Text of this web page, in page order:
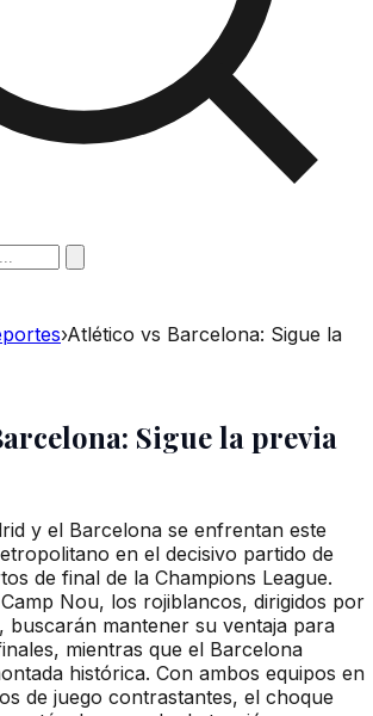
›Atlético vs Barcelona: Sigue la
Sigue la previa
y el Barcelona se enfrentan este
en el decisivo partido de
de final de la Champions League.
Nou, los rojiblancos, dirigidos por
buscarán mantener su ventaja para
mientras que el Barcelona
histórica. Con ambos equipos en
de juego contrastantes, el choque